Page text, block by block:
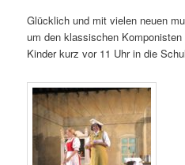
Glücklich und mit vielen neuen
um den klassischen
Kinder kurz vor 11 Uhr in die